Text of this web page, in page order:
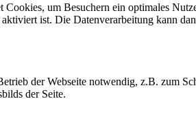
Cookies, um Besuchern ein optimales
ist. Die Datenverarbeitung kann
der Webseite notwendig, z.B. zum
der Seite.